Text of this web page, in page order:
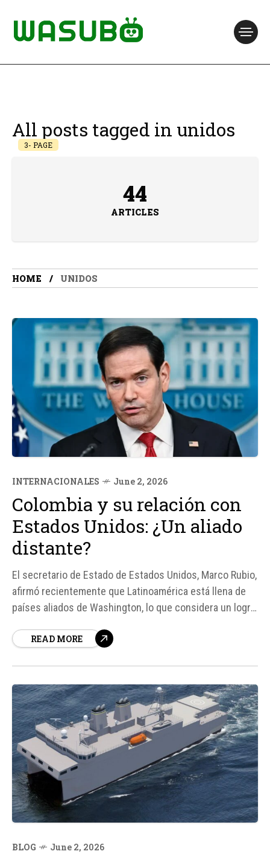
All posts tagged in unidos
3- PAGE
44
ARTICLES
HOME UNIDOS
INTERNACIONALES June 2, 2026
Colombia y su relación con
Estados Unidos: ¿Un aliado
distante?
El secretario de Estado de Estados Unidos, Marco Rubio,
afirmó recientemente que Latinoamérica está llena de
países aliados de Washington, lo que considera un logro
embargo, destacó que existen excepciones, entre ellas
READ MORE
BLOG June 2, 2026